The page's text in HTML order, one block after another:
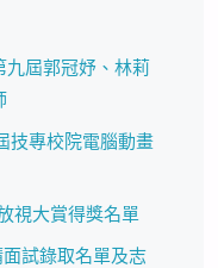
九屆郭冠妤、林莉
技專校院電腦動畫
視大賞得獎名單
試錄取名單及志